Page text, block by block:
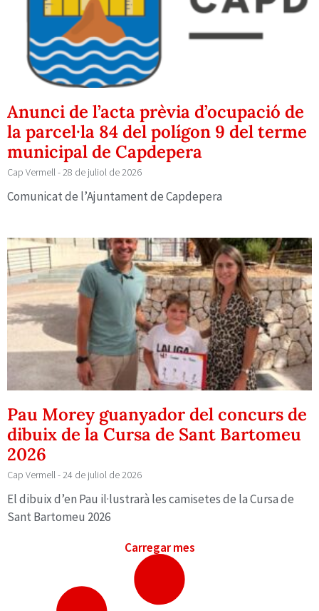
Anunci de l’acta prèvia d’ocupació de
la parcel·la 84 del polígon 9 del terme
municipal de Capdepera
Cap Vermell 28 de juliol de 2026
Comunicat de l’Ajuntament de Capdepera
Pau Morey guanyador del concurs de
dibuix de la Cursa de Sant Bartomeu
2026
Cap Vermell 24 de juliol de 2026
El dibuix d’en Pau il·lustrarà les camisetes de la Cursa de
Sant Bartomeu 2026
Carregar mes